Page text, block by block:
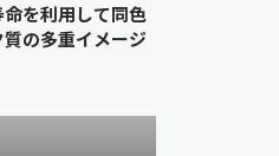
を利用して同色
の多重イメージ